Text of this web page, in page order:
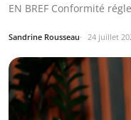
EN BREF Conformité
Sandrine Rousseau 24 juillet